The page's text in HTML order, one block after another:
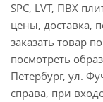
SPC, LVT, ПВХ
цены, доставка,
заказать товар
посмотреть
Петербург, ул.
справа, при